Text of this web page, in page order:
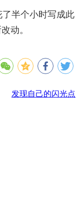
半个小时写成此
动。
发现自己的闪光点